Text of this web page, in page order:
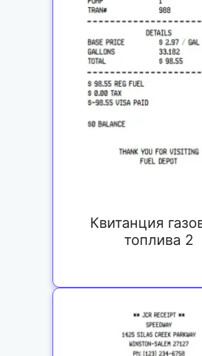
Квитанция
топлива 2